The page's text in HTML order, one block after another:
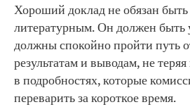
Хороший доклад не обязан
литературным. Он должен
должны спокойно пройти путь
результатам и выводам, не
в подробностях, которые
переварить за короткое время.